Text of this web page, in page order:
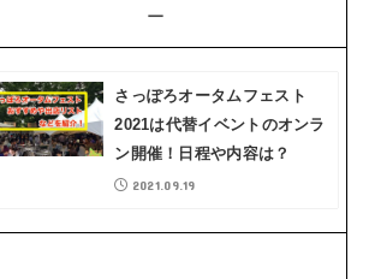
ー
さっぽろオータムフェスト
2021は代替イベントのオンラ
ン開催！日程や内容は？
2021.09.19